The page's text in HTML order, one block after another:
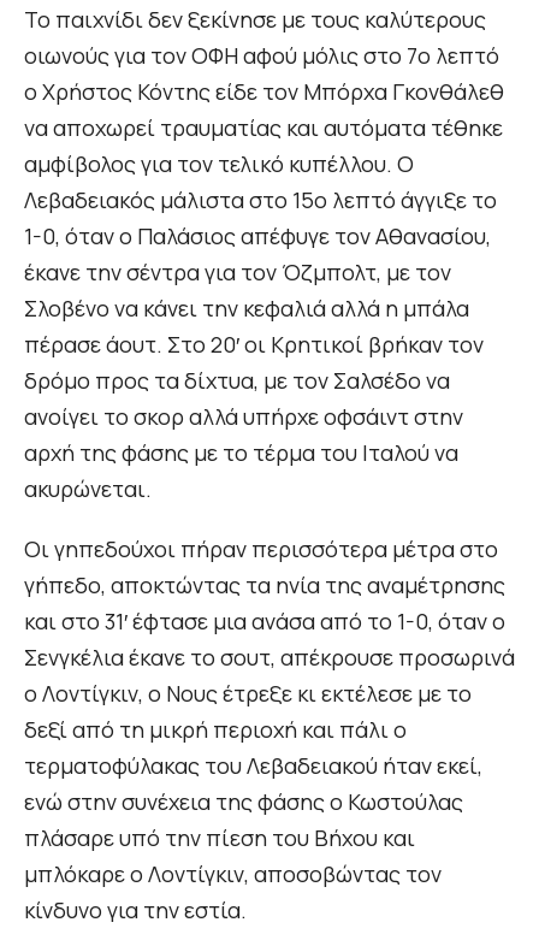
Το παιχνίδι δεν ξεκίνησε με τους καλύτερους
οιωνούς για τον ΟΦΗ αφού μόλις στο 7ο λεπτό
ο Χρήστος Κόντης είδε τον Μπόρχα Γκονθάλεθ
να αποχωρεί τραυματίας και αυτόματα τέθηκε
αμφίβολος για τον τελικό κυπέλλου. Ο
Λεβαδειακός μάλιστα στο 15ο λεπτό άγγιξε το
1-0, όταν ο Παλάσιος απέφυγε τον Αθανασίου,
έκανε την σέντρα για τον Όζμπολτ, με τον
Σλοβένο να κάνει την κεφαλιά αλλά η μπάλα
πέρασε άουτ. Στο 20′ οι Κρητικοί βρήκαν τον
δρόμο προς τα δίχτυα, με τον Σαλσέδο να
ανοίγει το σκορ αλλά υπήρχε οφσάιντ στην
αρχή της φάσης με το τέρμα του Ιταλού να
ακυρώνεται.
Οι γηπεδούχοι πήραν περισσότερα μέτρα στο
γήπεδο, αποκτώντας τα ηνία της αναμέτρησης
και στο 31′ έφτασε μια ανάσα από το 1-0, όταν ο
Σενγκέλια έκανε το σουτ, απέκρουσε προσωρινά
ο Λοντίγκιν, ο Νους έτρεξε κι εκτέλεσε με το
δεξί από τη μικρή περιοχή και πάλι ο
τερματοφύλακας του Λεβαδειακού ήταν εκεί,
ενώ στην συνέχεια της φάσης ο Κωστούλας
πλάσαρε υπό την πίεση του Βήχου και
μπλόκαρε ο Λοντίγκιν, αποσοβώντας τον
κίνδυνο για την εστία.